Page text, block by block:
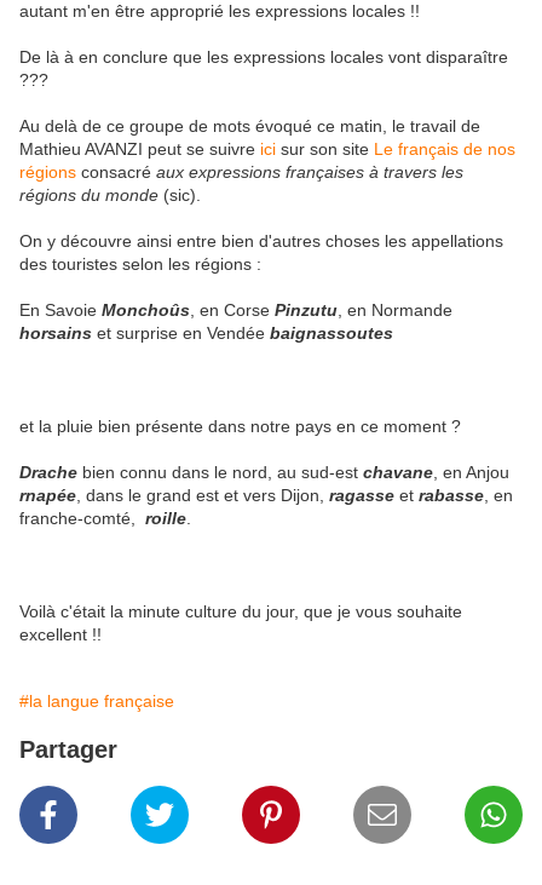
autant m'en être approprié les expressions locales !!
De là à en conclure que les expressions locales vont disparaître
???
Au delà de ce groupe de mots évoqué ce matin, le travail de
Mathieu AVANZI peut se suivre ici sur son site Le français de nos
régions consacré aux expressions françaises à travers les
régions du monde (sic).
On y découvre ainsi entre bien d'autres choses les appellations
des touristes selon les régions :
En Savoie Monchoûs , en Corse Pinzutu , en Normande
horsains et surprise en Vendée baignassoutes
et la pluie bien présente dans notre pays en ce moment ?
Drache bien connu dans le nord, au sud-est chavane , en Anjou
rnapée , dans le grand est et vers Dijon, ragasse et rabasse , en
franche-comté, roille
Voilà c'était la minute culture du jour, que je vous souhaite
excellent !!
#la langue française
Partager